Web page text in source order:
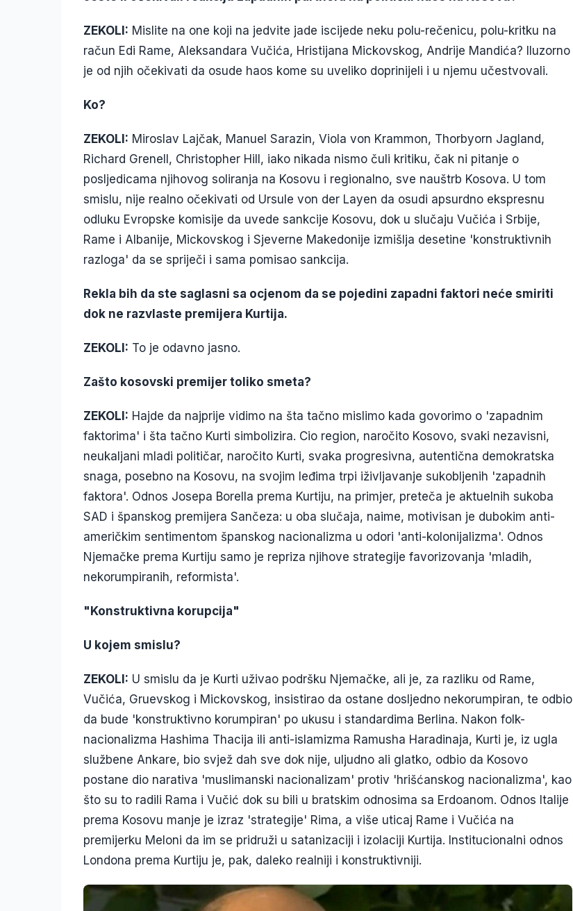
ZEKOLI: Mislite na one koji na jedvite jade iscijede neku polu-rečenicu, polu-kritku na
račun Edi Rame, Aleksandara Vučića, Hristijana Mickovskog, Andrije Mandića? Iluzorno
je od njih očekivati da osude haos kome su uveliko doprinijeli i u njemu učestvovali.
Ko?
ZEKOLI: Miroslav Lajčak, Manuel Sarazin, Viola von Krammon, Thorbyorn Jagland,
Richard Grenell, Christopher Hill, iako nikada nismo čuli kritiku, čak ni pitanje o
posljedicama njihovog soliranja na Kosovu i regionalno, sve nauštrb Kosova. U tom
smislu, nije realno očekivati od Ursule von der Layen da osudi apsurdno ekspresnu
odluku Evropske komisije da uvede sankcije Kosovu, dok u slučaju Vučića i Srbije,
Rame i Albanije, Mickovskog i Sjeverne Makedonije izmišlja desetine 'konstruktivnih
razloga' da se spriječi i sama pomisao sankcija.
Rekla bih da ste saglasni sa ocjenom da se pojedini zapadni faktori neće smiriti
dok ne razvlaste premijera Kurtija.
ZEKOLI: To je odavno jasno.
Zašto kosovski premijer toliko smeta?
ZEKOLI: Hajde da najprije vidimo na šta tačno mislimo kada govorimo o 'zapadnim
faktorima' i šta tačno Kurti simbolizira. Cio region, naročito Kosovo, svaki nezavisni,
neukaljani mladi političar, naročito Kurti, svaka progresivna, autentična demokratska
snaga, posebno na Kosovu, na svojim leđima trpi iživljavanje sukobljenih 'zapadnih
faktora'. Odnos Josepa Borella prema Kurtiju, na primjer, preteča je aktuelnih sukoba
SAD i španskog premijera Sančeza: u oba slučaja, naime, motivisan je dubokim anti-
američkim sentimentom španskog nacionalizma u odori 'anti-kolonijalizma'. Odnos
Njemačke prema Kurtiju samo je repriza njihove strategije favorizovanja 'mladih,
nekorumpiranih, reformista'.
"Konstruktivna korupcija"
U kojem smislu?
ZEKOLI: U smislu da je Kurti uživao podršku Njemačke, ali je, za razliku od Rame,
Vučića, Gruevskog i Mickovskog, insistirao da ostane dosljedno nekorumpiran, te odbio
da bude 'konstruktivno korumpiran' po ukusu i standardima Berlina. Nakon folk-
nacionalizma Hashima Thacija ili anti-islamizma Ramusha Haradinaja, Kurti je, iz ugla
službene Ankare, bio svjež dah sve dok nije, uljudno ali glatko, odbio da Kosovo
postane dio narativa 'muslimanski nacionalizam' protiv 'hrišćanskog nacionalizma', kao
što su to radili Rama i Vučić dok su bili u bratskim odnosima sa Erdoanom. Odnos Italije
prema Kosovu manje je izraz 'strategije' Rima, a više uticaj Rame i Vučića na
premijerku Meloni da im se pridruži u satanizaciji i izolaciji Kurtija. Institucionalni odnos
Londona prema Kurtiju je, pak, daleko realniji i konstruktivniji.